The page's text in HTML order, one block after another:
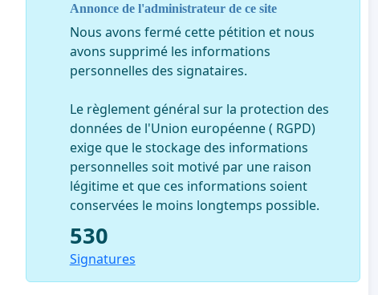
Annonce de l'administrateur de ce site
Nous avons fermé cette pétition et nous
avons supprimé les informations
personnelles des signataires.
Le règlement général sur la protection des
données de l'Union européenne ( RGPD)
exige que le stockage des informations
personnelles soit motivé par une raison
légitime et que ces informations soient
conservées le moins longtemps possible.
530
Signatures